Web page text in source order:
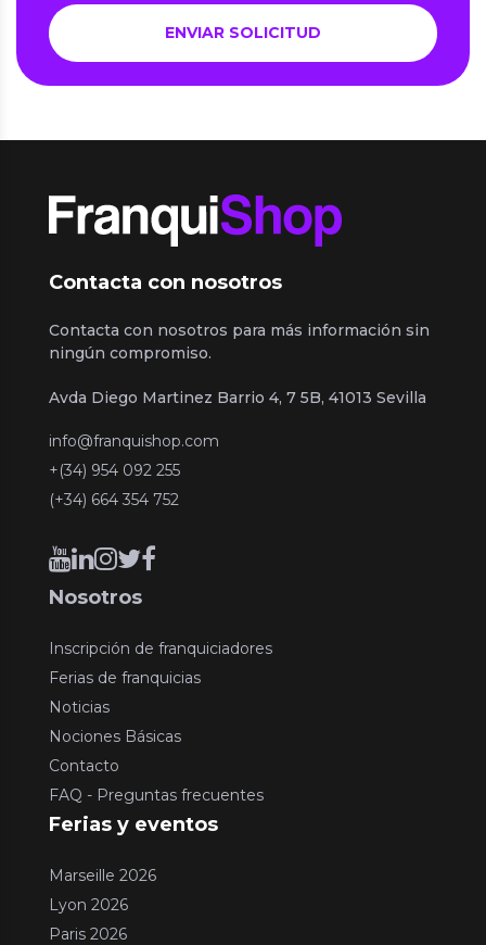
Contacta con nosotros
Contacta con nosotros para más información sin
ningún compromiso.
Avda Diego Martinez Barrio 4, 7 5B, 41013 Sevilla
info@franquishop.com
+(34) 954 092 255
(+34) 664 354 752
Nosotros
Inscripción de franquiciadores
Ferias de franquicias
Noticias
Nociones Básicas
Contacto
FAQ - Preguntas frecuentes
Ferias y eventos
Marseille 2026
Lyon 2026
Paris 2026